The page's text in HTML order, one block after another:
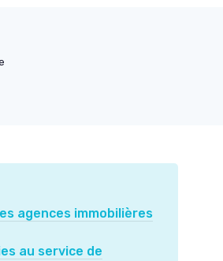
agences immobilières
au service de